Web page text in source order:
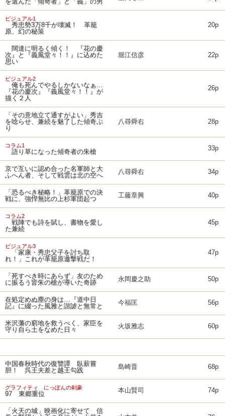
を選んだ「傾奇者」と「義」の男
ビジュアル1
秀忠勢3万8千が壊滅！ 革籠
原、幻の秘策
20p
闊達に明るく傾く！ 『花の慶
次』と『義風堂々！！』に込めた
思い
堀江信彦 22p
ビジュアル2
俺も死んでやるしかないなぁ…
『花の慶次』『義風堂々！！』が
描く２人
26p
「その意地立て通すがよい」秀吉
を唸らせ、兼続を魅了した傾奇ぶ
り
八尋舜右 28p
コラム1
語り草になった傾奇者の朱槍 33p
京で互いに認め合った名軍師と大
ふへん者、そして戦雲は北の空へ
八尋舜右 34p
「恐るべき秘略！」革籠原での決
戦に、強悍無比の上杉軍団起つ
工藤章興 40p
コラム2
戦陣でも詩を賦し、書物を愛し
た兼続
45p
ビジュアル3
「家康・秀忠父子を討ち取
れ！」これが革籠原邀撃戦だ！
47p
「死すべき時にあらず」友のため
に振るう皆朱の槍が導いた奇跡
永岡慶之助 50p
在処定めぬ塵の身は…『道中日
記』に綴った風雅と諧謔と無常と
今福匡 56p
米沢藩の窮地を救うべく、家臣を
守り自ら土をなめた日々
火坂雅志 60p
中国春秋時代の復讐譚 臥薪嘗
胆！ 呉王夫差と越王勾践
島崎晋 68p
グラフィティ にっぽんの剣豪
97 東郷重位 本山賢司 74p
「火天の城」映画化に寄せて 信